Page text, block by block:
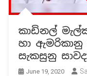
කාඩිනල්
හා ඇමරිකානු
සැකසුනු
June 19, 2020